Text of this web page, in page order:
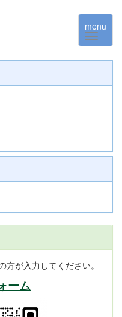
menu
が入力してください。
ーム